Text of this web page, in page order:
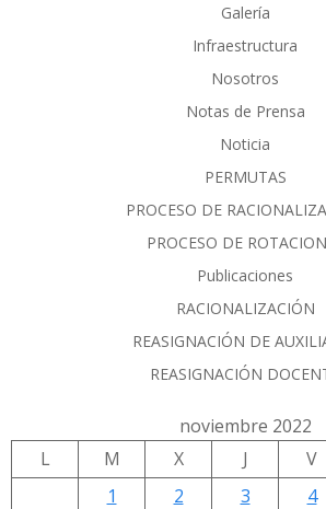
Galería
Infraestructura
Nosotros
Notas de Prensa
Noticia
PERMUTAS
PROCESO DE
PROCESO DE
Publicaciones
RACIONALIZACIÓN
REASIGNACIÓN DE
REASIGNACIÓN
noviembre 2022
L
M X J V
1
2 3 4